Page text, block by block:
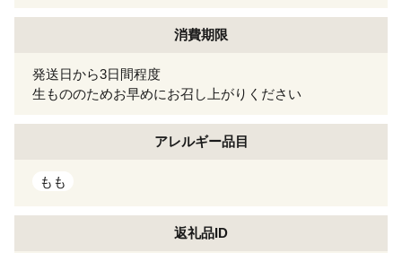
消費期限
発送日から3日間程度
生もののためお早めにお召し上がりください
アレルギー品目
もも
返礼品ID